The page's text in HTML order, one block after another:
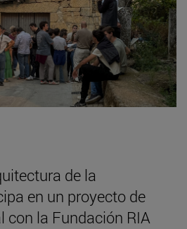
de la
en un proyecto de
con la Fundación RIA